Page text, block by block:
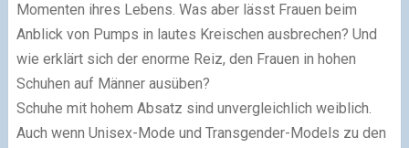
Momenten ihres Lebens. Was aber lässt Frauen beim
Anblick von Pumps in lautes Kreischen ausbrechen? Und
wie erklärt sich der enorme Reiz, den Frauen in hohen
Schuhen auf Männer ausüben?
Schuhe mit hohem Absatz sind unvergleichlich weiblich.
Auch wenn Unisex-Mode und Transgender-Models zu den